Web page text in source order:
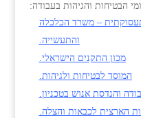
הבטיחות והגיהות בעבודה:
– משרד הכלכלה
והתעשייה.
מכון התקנים הישראלי.
המוסד לבטיחות ולגיהות.
והנדסת אנוש בטכניון.
הארצית לכבאות והצלה.